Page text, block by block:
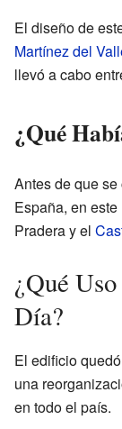
El diseño de
Martínez del
llevó a cabo
¿Qué
Antes de que
España, en
Pradera y el
¿Qué
Día?
El edificio
una
en todo el país.